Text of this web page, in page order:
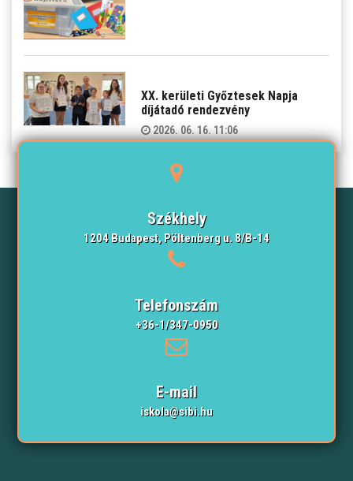
XX. kerületi Győztesek Napja
díjátadó rendezvény
2026. 06. 16. 11:06
Székhely
1204 Budapest, Pöltenberg u. 8/B-14
Telefonszám
+36-1/347-0950
E-mail
iskola@sibi.hu